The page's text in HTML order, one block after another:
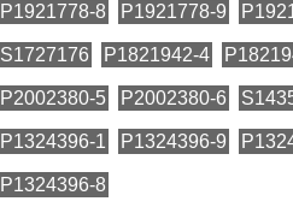
P1921778-8 P1921778-9
S1727176 P1821942-4
P2002380-5 P2002380-6
P1324396-1 P1324396-9
P1324396-8